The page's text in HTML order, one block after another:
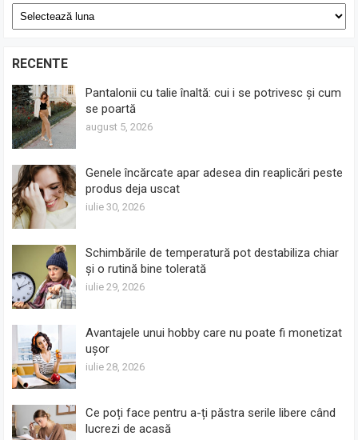
Arhive
RECENTE
Pantalonii cu talie înaltă: cui i se potrivesc și cum
se poartă
august 5, 2026
Genele încărcate apar adesea din reaplicări peste
produs deja uscat
iulie 30, 2026
Schimbările de temperatură pot destabiliza chiar
și o rutină bine tolerată
iulie 29, 2026
Avantajele unui hobby care nu poate fi monetizat
ușor
iulie 28, 2026
Ce poți face pentru a-ți păstra serile libere când
lucrezi de acasă